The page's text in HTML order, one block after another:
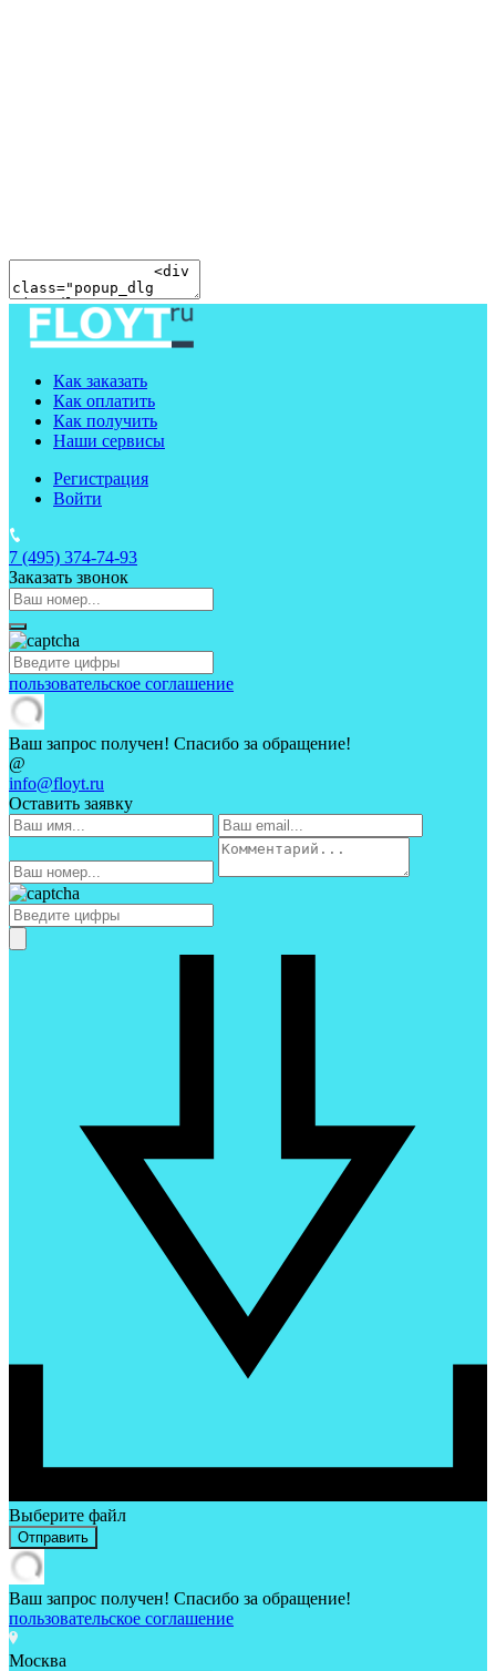
Как заказать
Как оплатить
Как получить
Наши сервисы
Регистрация
Войти
7 (495) 374-74-93
Заказать звонок
пользовательское соглашение
Ваш запрос получен! Спасибо за обращение!
@
info@floyt.ru
Оставить заявку
Выберите файл
Отправить
Ваш запрос получен! Спасибо за обращение!
пользовательское соглашение
Москва